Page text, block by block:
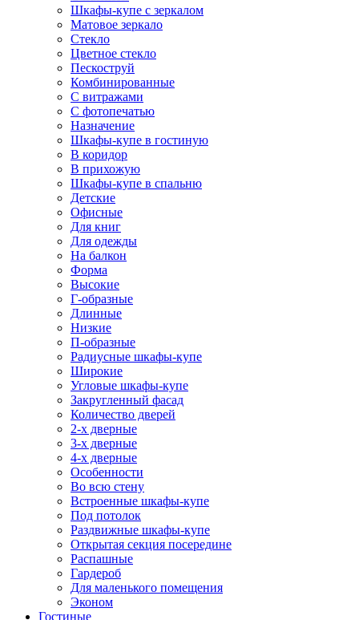
Шкафы-купе с зеркалом
Матовое зеркало
Стекло
Цветное стекло
Пескоструй
Комбинированные
С витражами
С фотопечатью
Назначение
Шкафы-купе в гостиную
В коридор
В прихожую
Шкафы-купе в спальню
Детские
Офисные
Для книг
Для одежды
На балкон
Форма
Высокие
Г-образные
Длинные
Низкие
П-образные
Радиусные шкафы-купе
Широкие
Угловые шкафы-купе
Закругленный фасад
Количество дверей
2-х дверные
3-х дверные
4-х дверные
Особенности
Во всю стену
Встроенные шкафы-купе
Под потолок
Раздвижные шкафы-купе
Открытая секция посередине
Распашные
Гардероб
Для маленького помещения
Эконом
Гостиные